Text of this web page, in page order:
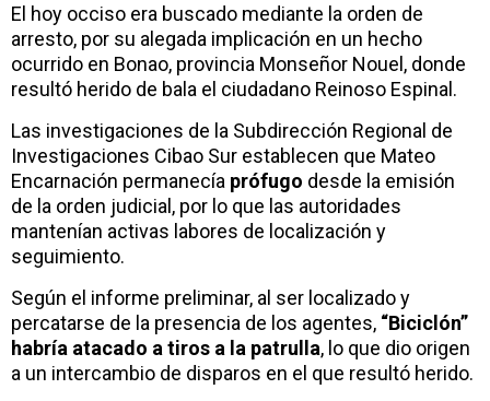
El hoy occiso era buscado mediante la orden de
arresto, por su alegada implicación en un hecho
ocurrido en Bonao, provincia Monseñor Nouel, donde
resultó herido de bala el ciudadano Reinoso Espinal.
Las investigaciones de la Subdirección Regional de
Investigaciones Cibao Sur establecen que Mateo
Encarnación permanecía prófugo desde la emisión
de la orden judicial, por lo que las autoridades
mantenían activas labores de localización y
seguimiento.
Según el informe preliminar, al ser localizado y
percatarse de la presencia de los agentes, “Biciclón”
habría atacado a tiros a la patrulla, lo que dio origen
a un intercambio de disparos en el que resultó herido.